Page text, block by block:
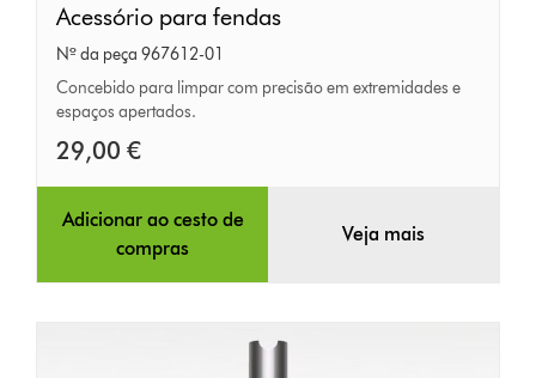
Acessório
para
fendas
Acessório para fendas
Nº da peça 967612-01
Concebido para limpar com precisão em extremidades e
espaços apertados.
29,00 €
Adicionar ao cesto de
compras
Veja mais